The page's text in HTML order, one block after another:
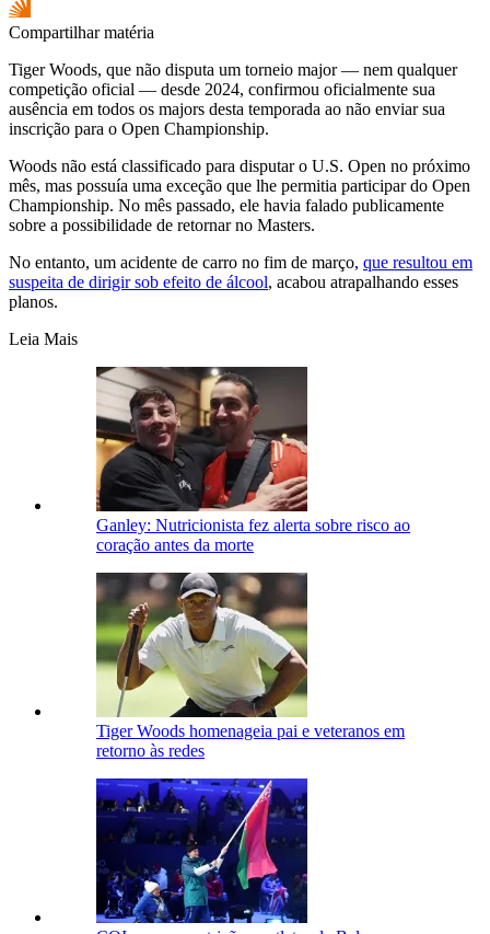
Compartilhar matéria
Tiger Woods, que não disputa um torneio major — nem qualquer
competição oficial — desde 2024, confirmou oficialmente sua
ausência em todos os majors desta temporada ao não enviar sua
inscrição para o Open Championship.
Woods não está classificado para disputar o U.S. Open no próximo
mês, mas possuía uma exceção que lhe permitia participar do Open
Championship. No mês passado, ele havia falado publicamente
sobre a possibilidade de retornar no Masters.
No entanto, um acidente de carro no fim de março, que resultou em
suspeita de dirigir sob efeito de álcool, acabou atrapalhando esses
planos.
Leia Mais
Ganley: Nutricionista fez alerta sobre risco ao
coração antes da morte
Tiger Woods homenageia pai e veteranos em
retorno às redes